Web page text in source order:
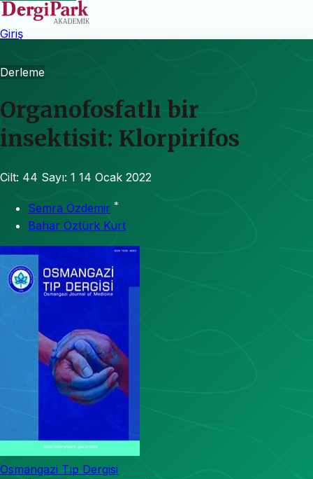
Giriş
Derleme
Organofosfatlı bir
insektisit: Klorpirifos
Cilt: 44 Sayı: 1 14 Ocak 2022
Semra Özdemir *
Bahar Öztürk Kurt
Osmangazi Tıp Dergisi